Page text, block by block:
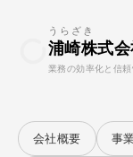
うらざき
浦崎株式
業務の効率化と信
会社概要 事